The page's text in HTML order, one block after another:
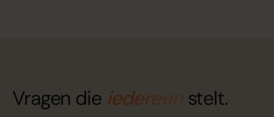
Vragen die iedereen stelt.